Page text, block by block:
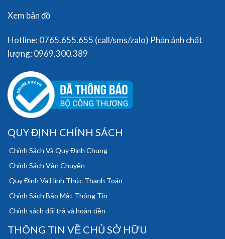
Xem bản đồ
Hotline: 0765.655.655 (call/sms/zalo) Phản ánh chất
lượng: 0969.300.389
QUY ĐỊNH CHÍNH SÁCH
Chính Sách Và Quy Định Chung
Chính Sách Vận Chuyển
Quy Định Và Hình Thức Thanh Toán
Chính Sách Bảo Mật Thông Tin
Chính sách đổi trả và hoàn tiền
THÔNG TIN VỀ CHỦ SỞ HỮU